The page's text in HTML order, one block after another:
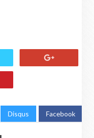
Disqus Facebook